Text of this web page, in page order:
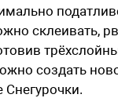
склеивать,
создать